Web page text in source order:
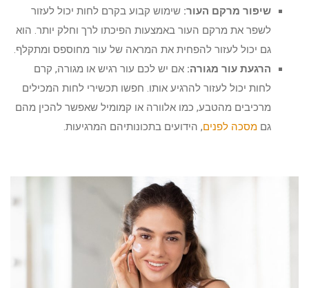
שיפור מרקם העור:שימוש קבוע בקרם לחות יכול לעזור
לשפר את מרקם העור באמצעות הפיכתו לרך וחלק יותר. הוא
גם יכול לעזור להפחית את המראה של עור מחוספס ומתקלף.
הרגעת עור מגורה:אם יש לכם עור רגיש או מגורה, קרם
לחות יכול לעזור להרגיע אותו. חפשו תכשירי לחות המכילים
מרכיבים מהטבע, כמו אלוורה או קמומיל שאפשר להכין מהם
גםמסכה לפנים, הידועים בתכונותיהם המרגיעות.